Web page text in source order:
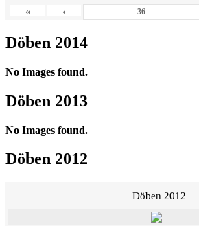
« ‹
Döben 2014
No Images found.
Döben 2013
No Images found.
Döben 2012
Döben 2012